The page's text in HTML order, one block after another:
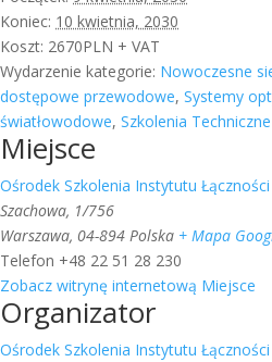
Koniec: 10 kwietnia, 2030
Koszt: 2670PLN + VAT
Wydarzenie kategorie: Nowoczesne
dostępowe przewodowe, Systemy
światłowodowe, Szkolenia Techniczne
Miejsce
Ośrodek Szkolenia Instytutu Łączności
Szachowa, 1/756
Warszawa, 04-894 Polska + Mapa
Telefon +48 22 51 28 230
Zobacz witrynę internetową Miejsce
Organizator
Ośrodek Szkolenia Instytutu Łączności